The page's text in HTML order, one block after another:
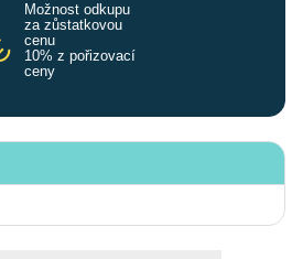
Možnost odkupu
za zůstatkovou
cenu
10% z pořizovací
ceny